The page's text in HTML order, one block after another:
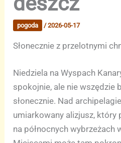
pogoda /2026-05-17
Słonecznie z przelotnymi
Niedziela na Wyspach
spokojnie, ale nie wszędzie
słonecznie. Nad
umiarkowany alizjusz, który
na północnych wybrzeżach